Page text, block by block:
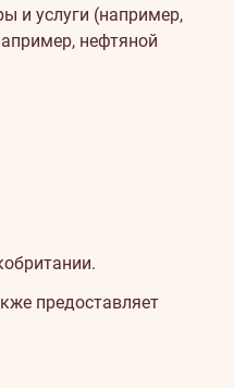
и услуги (например,
нефтяной
предоставляет